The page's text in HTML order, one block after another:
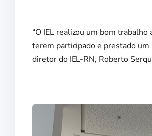
“O IEL realizou um bom
terem participado e prestado um
diretor do IEL-RN, Roberto